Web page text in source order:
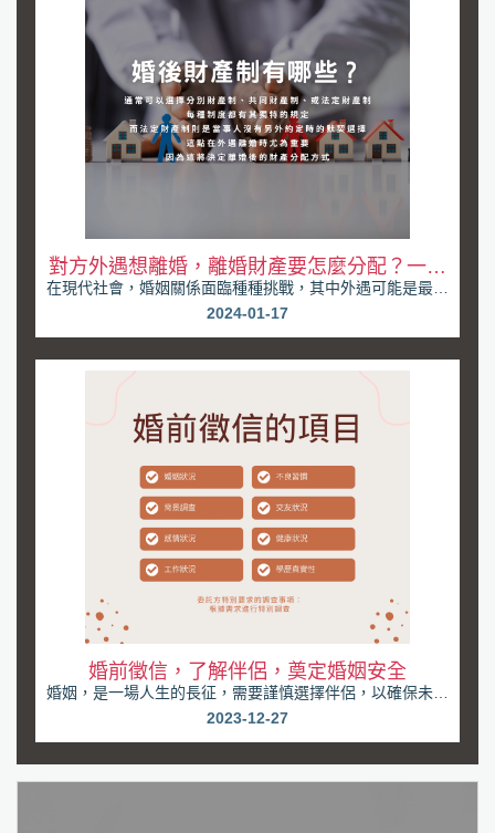
對方外遇想離婚，離婚財產要怎麼分配？一篇
教你維護權益
在現代社會，婚姻關係面臨種種挑戰，其中外遇可能是最為
嚴重的考驗之一。當對方外遇，你是否感到背叛、心碎...
2024-01-17
婚前徵信，了解伴侶，奠定婚姻安全
婚姻，是一場人生的長征，需要謹慎選擇伴侶，以確保未來
的幸福。許多人將婚姻視為人生的重要里程碑，卻忽略...
2023-12-27